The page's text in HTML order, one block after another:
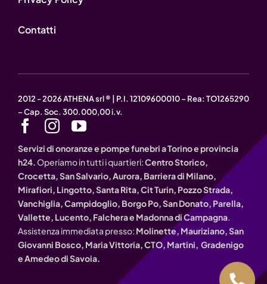
Contatti
2012 - 2026 ATHENA srl ® | P.I. 12109600010 – Rea: TO1265290
– Cap. Soc. 300.000,00 i.v.
Servizi di onoranze e pompe funebri a Torino e provincia
h24. Operiamo in tutti i quartieri:Centro Storico,
Crocetta, San Salvario, Aurora, Barriera di Milano,
Mirafiori, Lingotto, Santa Rita, Cit Turin, Pozzo Strada,
Vanchiglia, Campidoglio, Borgo Po, San Donato, Parella,
Vallette, Lucento, Falchera e Madonna di Campagna.
Assistenza immediata presso: Molinette, Mauriziano, San
Giovanni Bosco, Maria Vittoria, CTO, Martini, Gradenigo
e Amedeo di Savoia.